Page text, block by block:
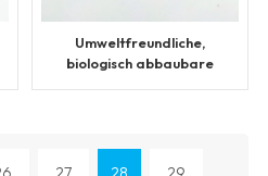
Umweltfreundliche,
biologisch abbaubare